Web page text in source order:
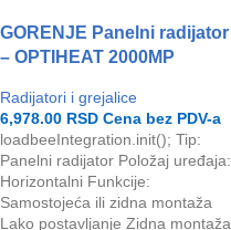
GORENJE Panelni radijator
– OPTIHEAT 2000MP
Radijatori i grejalice
6,978.00 RSD Cena bez PDV-a
loadbeeIntegration.init(); Tip:
Panelni radijator Položaj uređaja:
Horizontalni Funkcije:
Samostojeća ili zidna montaža
Lako postavljanje Zidna montaža